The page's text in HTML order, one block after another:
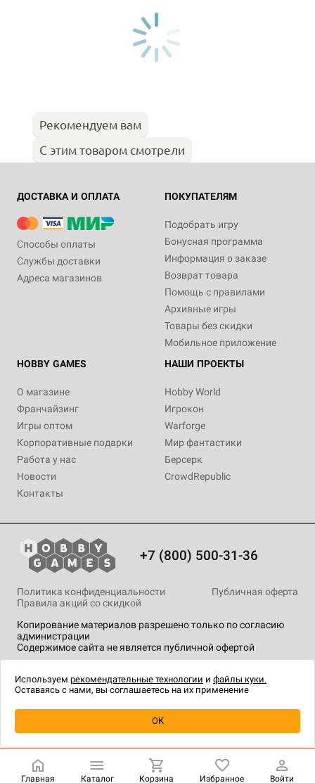
Уведомить о наличии
Рекомендуем вам
С этим товаром смотрели
ДОСТАВКА И ОПЛАТА
Способы оплаты
Службы доставки
Адреса магазинов
ПОКУПАТЕЛЯМ
Подобрать игру
Бонусная программа
Информация о заказе
Возврат товара
Помощь с правилами
Архивные игры
Товары без скидки
Мобильное приложение
HOBBY GAMES
О магазине
Франчайзинг
Игры оптом
Корпоративные подарки
Работа у нас
Новости
Контакты
НАШИ ПРОЕКТЫ
Hobby World
Игрокон
Warforge
Мир фантастики
Берсерк
CrowdRepublic
+7 (800) 500-31-36
Копирование материалов разрешено только по согласию
администрации
Содержимое сайта не является публичной офертой
Политика конфиденциальности
Публичная оферта
Правила акций со скидкой
технологии.
Главная Каталог Корзина Избранное Войти
Используем рекомендательные технологии и файлы куки.
Оставаясь с нами, вы соглашаетесь на их применение
OK